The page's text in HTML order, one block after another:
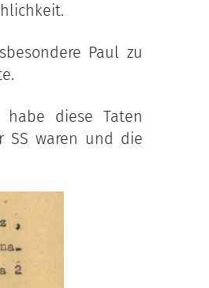
Paul zu
diese Taten
SS waren und die